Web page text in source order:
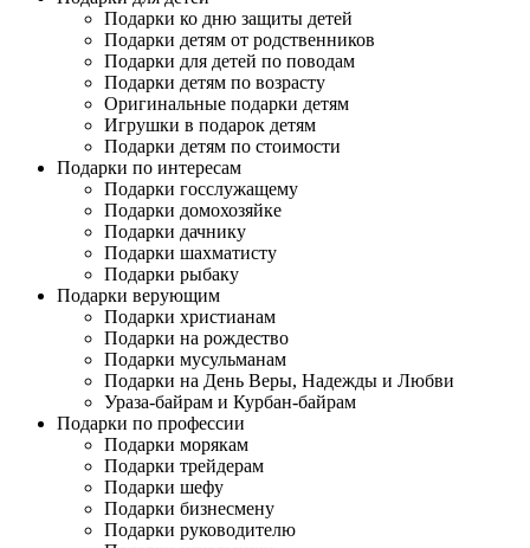
Подарки ко дню защиты детей
Подарки детям от родственников
Подарки для детей по поводам
Подарки детям по возрасту
Оригинальные подарки детям
Игрушки в подарок детям
Подарки детям по стоимости
Подарки по интересам
Подарки госслужащему
Подарки домохозяйке
Подарки дачнику
Подарки шахматисту
Подарки рыбаку
Подарки верующим
Подарки христианам
Подарки на рождество
Подарки мусульманам
Подарки на День Веры, Надежды и Любви
Ураза-байрам и Курбан-байрам
Подарки по профессии
Подарки морякам
Подарки трейдерам
Подарки шефу
Подарки бизнесмену
Подарки руководителю